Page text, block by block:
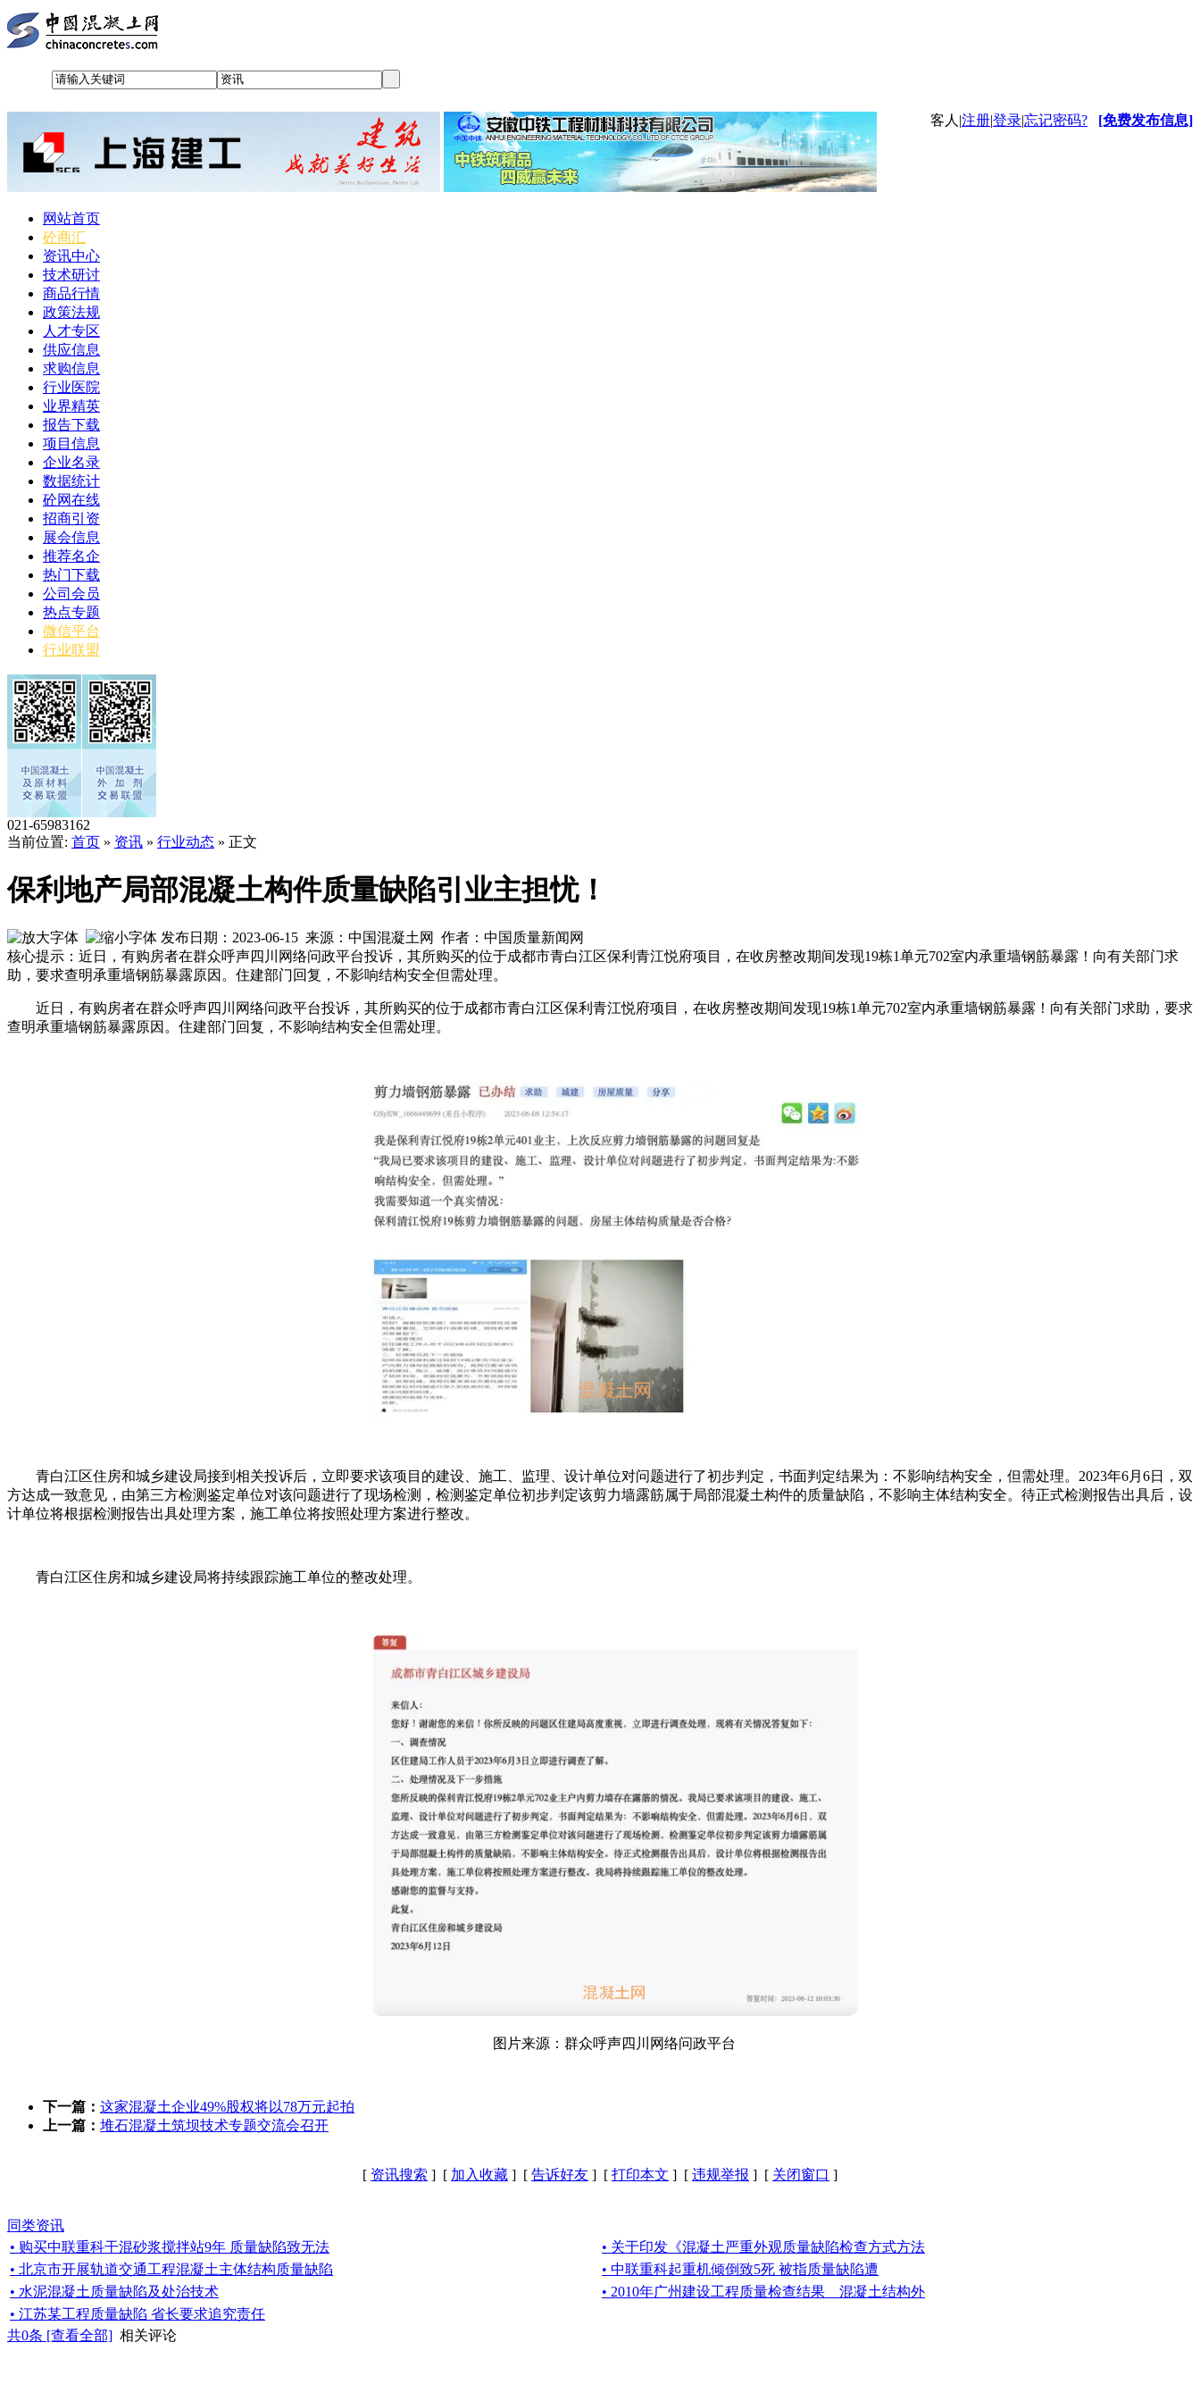
客人 |注册|登录|忘记密码? [免费发布信息]
网站首页
砼商汇
资讯中心
技术研讨
商品行情
政策法规
人才专区
供应信息
求购信息
行业医院
业界精英
报告下载
项目信息
企业名录
数据统计
砼网在线
招商引资
展会信息
推荐名企
热门下载
公司会员
热点专题
微信平台
行业联盟
021-65983162
当前位置: 首页 » 资讯 » 行业动态 » 正文
保利地产局部混凝土构件质量缺陷引业主担忧！
发布日期：2023-06-15 来源：中国混凝土网 作者：中国质量新闻网
核心提示：近日，有购房者在群众呼声四川网络问政平台投诉，其所购买的位于成都市青白江区保利青江悦府项目，在收房整改期间发现19栋1单元702室内承重墙钢筋暴露！向有关部门求
助，要求查明承重墙钢筋暴露原因。住建部门回复，不影响结构安全但需处理。
近日，有购房者在群众呼声四川网络问政平台投诉，其所购买的位于成都市青白江区保利青江悦府项目，在收房整改期间发现19栋1单元702室内承重墙钢筋暴露！向有关部门求助，要求
查明承重墙钢筋暴露原因。住建部门回复，不影响结构安全但需处理。
青白江区住房和城乡建设局接到相关投诉后，立即要求该项目的建设、施工、监理、设计单位对问题进行了初步判定，书面判定结果为：不影响结构安全，但需处理。2023年6月6日，双
方达成一致意见，由第三方检测鉴定单位对该问题进行了现场检测，检测鉴定单位初步判定该剪力墙露筋属于局部混凝土构件的质量缺陷，不影响主体结构安全。待正式检测报告出具后，设
计单位将根据检测报告出具处理方案，施工单位将按照处理方案进行整改。
青白江区住房和城乡建设局将持续跟踪施工单位的整改处理。
图片来源：群众呼声四川网络问政平台
下一篇： 这家混凝土企业49%股权将以78万元起拍
上一篇： 堆石混凝土筑坝技术专题交流会召开
[ 资讯搜索 ] [ 加入收藏 ] [ 告诉好友 ] [ 打印本文 ] [ 违规举报 ] [ 关闭窗口 ]
同类资讯
• 购买中联重科干混砂浆搅拌站9年 质量缺陷致无法
• 关于印发《混凝土严重外观质量缺陷检查方式方法
• 北京市开展轨道交通工程混凝土主体结构质量缺陷
• 中联重科起重机倾倒致5死 被指质量缺陷遭
• 水泥混凝土质量缺陷及处治技术
• 2010年广州建设工程质量检查结果 混凝土结构外
• 江苏某工程质量缺陷 省长要求追究责任
共0条 [查看全部] 相关评论